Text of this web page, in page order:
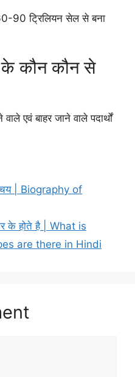
90 ट्रिलियन सेल से बना
के कौन कौन से
एवं बाहर जाने वाले पदार्थों
| Biography of
के होते है | What is
are there in Hindi